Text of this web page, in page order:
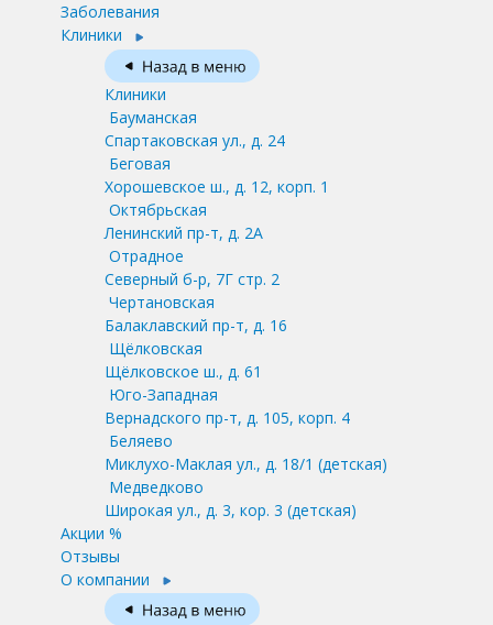
Заболевания
Клиники
Клиники
Бауманская
Спартаковская ул., д. 24
Беговая
Хорошевское ш., д. 12, корп. 1
Октябрьская
Ленинский пр-т, д. 2А
Отрадное
Северный б-р, 7Г стр. 2
Чертановская
Балаклавский пр-т, д. 16
Щёлковская
Щёлковское ш., д. 61
Юго-Западная
Вернадского пр-т, д. 105, корп. 4
Беляево
Миклухо-Маклая ул., д. 18/1 (детская)
Медведково
Широкая ул., д. 3, кор. 3 (детская)
Акции %
Отзывы
О компании